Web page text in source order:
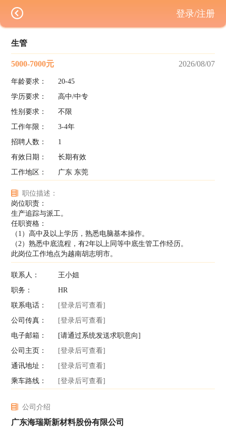
生管
5000-7000元 2026/08/07
年龄要求：
20-45
学历要求：
高中/中专
性别要求：
不限
工作年限：
3-4年
招聘人数：
1
有效日期：
长期有效
工作地区：
广东 东莞
职位描述：
岗位职责：
生产追踪与派工。
任职资格：
（1）高中及以上学历，熟悉电脑基本操作。
（2）熟悉中底流程，有2年以上同等中底生管工作经历。
此岗位工作地点为越南胡志明市。
联系人：
王小姐
职务：
HR
联系电话：
[登录后可查看]
公司传真：
[登录后可查看]
电子邮箱：
[请通过系统发送求职意向]
公司主页：
[登录后可查看]
通讯地址：
[登录后可查看]
乘车路线：
[登录后可查看]
公司介绍
广东海瑞斯新材料股份有限公司
登录/注册